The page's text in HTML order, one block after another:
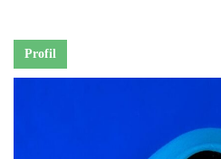
Profil